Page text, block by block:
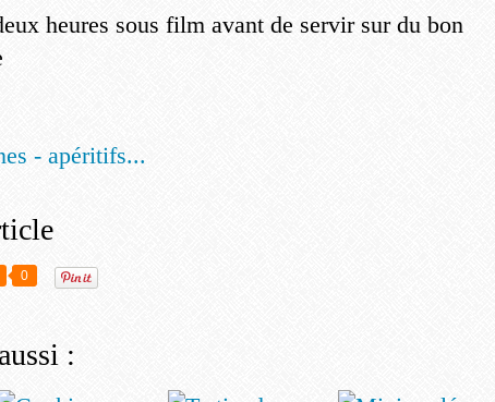
heures sous film avant de servir sur du bon
- apéritifs...
0
: